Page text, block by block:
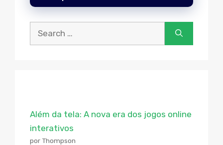
Procurar:
Além da tela: A nova era dos jogos online
interativos
por Thompson